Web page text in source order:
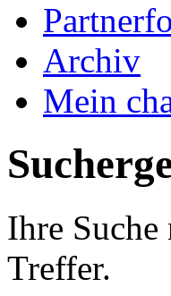
Archiv
Mein
Ihre Suche
Treffer.